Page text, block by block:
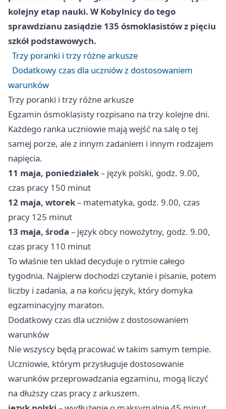
kolejny etap nauki. W Kobylnicy do tego
sprawdzianu zasiądzie 135 ósmoklasistów z pięciu
szkół podstawowych.
Trzy poranki i trzy różne arkusze
Dodatkowy czas dla uczniów z dostosowaniem
warunków
Trzy poranki i trzy różne arkusze
Egzamin ósmoklasisty rozpisano na trzy kolejne dni.
Każdego ranka uczniowie mają wejść na salę o tej
samej porze, ale z innym zadaniem i innym rodzajem
napięcia.
11 maja, poniedziałek– język polski, godz. 9.00,
czas pracy 150 minut
12 maja, wtorek– matematyka, godz. 9.00, czas
pracy 125 minut
13 maja, środa – język obcy nowożytny, godz. 9.00,
czas pracy 110 minut
To właśnie ten układ decyduje o rytmie całego
tygodnia. Najpierw dochodzi czytanie i pisanie, potem
liczby i zadania, a na końcu język, który domyka
egzaminacyjny maraton.
Dodatkowy czas dla uczniów z dostosowaniem
warunków
Nie wszyscy będą pracować w takim samym tempie.
Uczniowie, którym przysługuje dostosowanie
warunków przeprowadzania egzaminu, mogą liczyć
na dłuższy czas pracy z arkuszem.